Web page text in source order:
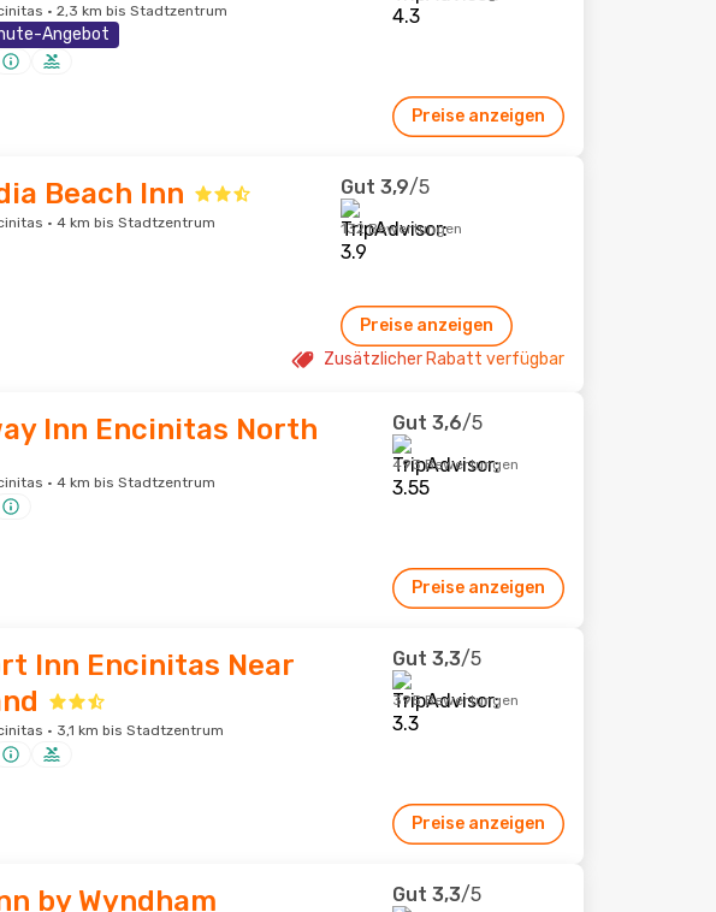
· 2,3 km bis Stadtzentrum
Angebot
Preise anzeigen
Beach Inn
· 4 km bis Stadtzentrum
Gut 3,9/5
132 Bewertungen
Preise anzeigen
Zusätzlicher Rabatt verfügbar
Inn Encinitas North
· 4 km bis Stadtzentrum
Gut 3,6/5
493 Bewertungen
Preise anzeigen
Inn Encinitas Near
· 3,1 km bis Stadtzentrum
Gut 3,3/5
395 Bewertungen
Preise anzeigen
by Wyndham
Gut 3,3/5